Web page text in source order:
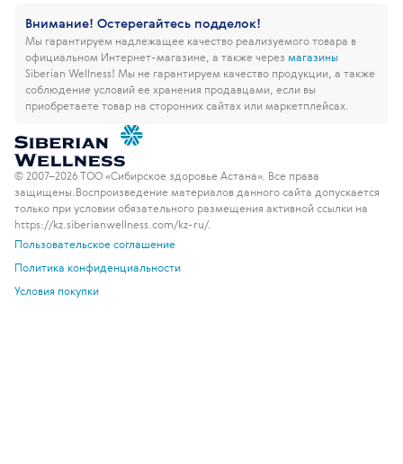
Внимание! Остерегайтесь подделок!
Мы гарантируем надлежащее качество реализуемого товара в
официальном Интернет-магазине, а также через магазины
Siberian Wellness! Мы не гарантируем качество продукции, а также
соблюдение условий ее хранения продавцами, если вы
приобретаете товар на сторонних сайтах или маркетплейсах.
© 2007–2026 ТОО «Сибирское здоровье Астана». Все права
защищены. Воспроизведение материалов данного сайта допускается
только при условии обязательного размещения активной ссылки на
https://kz.siberianwellness.com/kz-ru/.
Пользовательское соглашение
Политика конфиденциальности
Условия покупки